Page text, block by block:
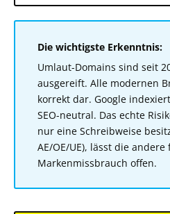
Die wichtigste Erkenntnis:
Umlaut-Domains sind seit
ausgereift. Alle modernen
korrekt dar. Google
SEO-neutral. Das echte
nur eine Schreibweise
AE/OE/UE), lässt die
Markenmissbrauch offen.